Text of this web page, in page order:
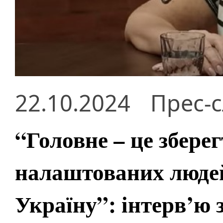
22.10.2024 Прес-
“Головне – це
налаштованих
Україну”: інтерв’ю